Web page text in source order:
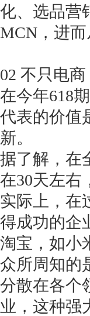
化、选品营
MCN，进
02 不只电
在今年618
代表的价值
新。
据了解，在
在30天左右
实际上，在
得成功的企
淘宝，如小
众所周知的
分散在各个
业，这种强